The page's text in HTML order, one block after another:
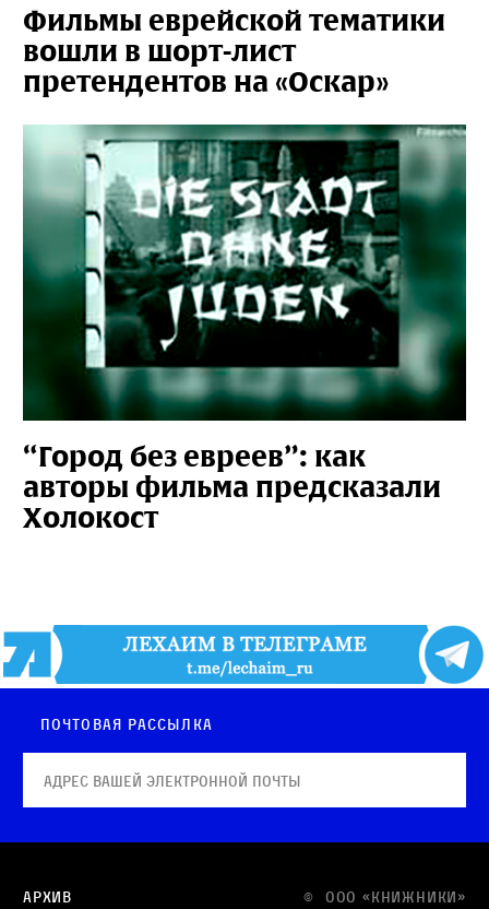
Фильмы еврейской тематики
вошли в шорт-лист
претендентов на «Оскар»
“Город без евреев”: как
авторы фильма предсказали
Холокост
Почтовая рассылка
© OOO «КНИЖНИКИ»
Архив